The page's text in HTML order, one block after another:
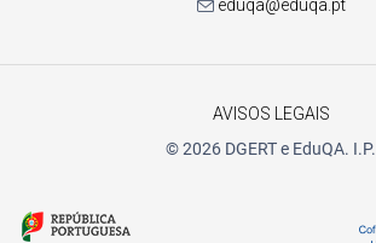
eduqa@eduqa.pt
AVISOS LEGAIS
© 2026 DGERT e EduQA. I.P.